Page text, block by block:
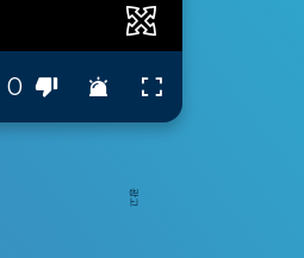
광고
0